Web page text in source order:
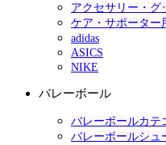
アクセサリー・グ
ケア・サポーター
adidas
ASICS
NIKE
バレーボール
バレーボールカテ
バレーボールシュ